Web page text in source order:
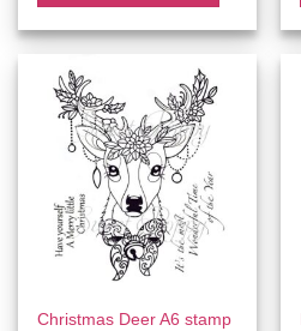
Christmas Deer A6 stamp